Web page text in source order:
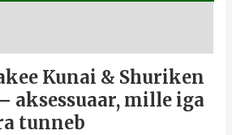
Kunai & Shuriken
aksessuaar, mille iga
tunneb